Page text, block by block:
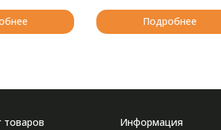
Подробнее
товаров Информация